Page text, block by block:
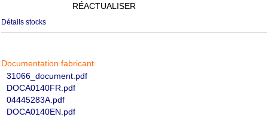
RÉACTUALISER
Détails stocks
Documentation fabricant
31066_document.pdf
DOCA0140FR.pdf
04445283A.pdf
DOCA0140EN.pdf